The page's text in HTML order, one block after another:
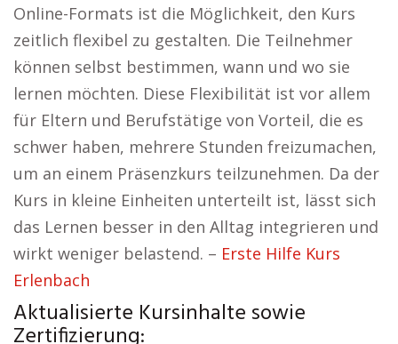
Online-Formats ist die Möglichkeit, den Kurs
zeitlich flexibel zu gestalten. Die Teilnehmer
können selbst bestimmen, wann und wo sie
lernen möchten. Diese Flexibilität ist vor allem
für Eltern und Berufstätige von Vorteil, die es
schwer haben, mehrere Stunden freizumachen,
um an einem Präsenzkurs teilzunehmen. Da der
Kurs in kleine Einheiten unterteilt ist, lässt sich
das Lernen besser in den Alltag integrieren und
wirkt weniger belastend. – Erste Hilfe Kurs
Erlenbach
Aktualisierte Kursinhalte sowie
Zertifizierung: